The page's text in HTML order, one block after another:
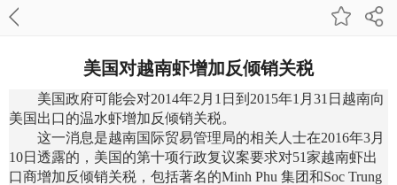
美国对越南虾增加反倾销关税
美国政府可能会对2014年2月1日到2015年1月31日越南向
美国出口的温水虾增加反倾销关税。
这一消息是越南国际贸易管理局的相关人士在2016年3月
10日透露的，美国的第十项行政复议案要求对51家越南虾出
口商增加反倾销关税，包括著名的Minh Phu 集团和Soc Trung